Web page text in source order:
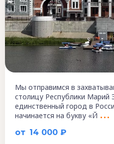
от 14 000 ₽
Мы отправимся в
столицу Республики
единственный город в
начинается на букву «Й